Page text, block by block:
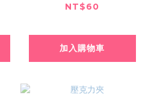
NT$60
加入購物車